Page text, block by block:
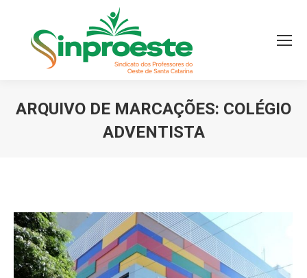
ARQUIVO DE MARCAÇÕES: COLÉGIO
ADVENTISTA